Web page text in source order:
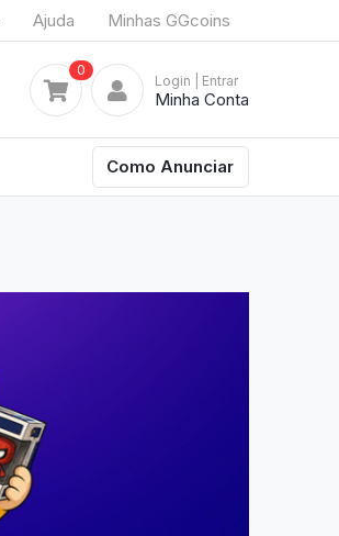
Ajuda Minhas GGcoins
0
Login | Entrar
Minha Conta
Como Anunciar